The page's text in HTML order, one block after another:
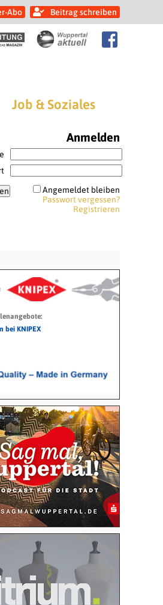
Abo Beitrag schreiben
Job & Soziales
Anmelden
Angemeldet bleiben
Passwort vergessen?
Registrieren
bei KNIPEX